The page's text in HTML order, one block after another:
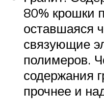
80% крошки
оставшаяся
связующие
полимеров.
содержания
прочнее и